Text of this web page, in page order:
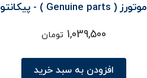
موتورز ( Genuine parts ) - پيکانتو
1,039,500 تومان
افزودن به سبد خرید